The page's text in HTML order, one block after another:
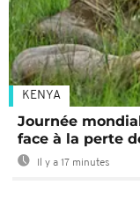
KENYA
Journée
face à la perte
Il y a 17 minutes